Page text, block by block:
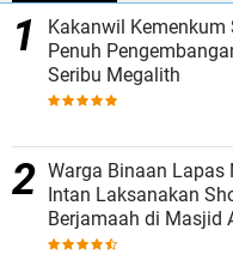
Kakanwil Kemenkum
Penuh
Seribu Megalith
Warga Binaan Lapas
Intan Laksanakan
Berjamaah di Masjid